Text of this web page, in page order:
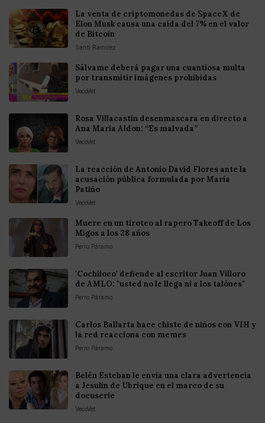
La venta de criptomonedas de SpaceX de
Elon Musk causa una caída del 7% en el valor
de Bitcoin
Santi Ramirez
Sálvame deberá pagar una cuantiosa multa
por transmitir imágenes prohibidas
VecoVet
Rosa Villacastín desenmascara en directo a
Ana María Aldon: “Es malvada”
VecoVet
La reacción de Antonio David Flores ante la
acusación pública formulada por María
Patiño
VecoVet
Muere en un tiroteo al rapero Takeoff de Los
Migos a los 28 años
Perro Páramo
'Cochiloco' defiende al escritor Juan Villoro
de AMLO: "usted no le llega ni a los talónes"
Perro Páramo
Carlos Ballarta hace chiste de niños con VIH y
la red reacciona con memes
Perro Páramo
Belén Esteban le envía una clara advertencia
a Jesulín de Ubrique en el marco de su
docuserie
VecoVet